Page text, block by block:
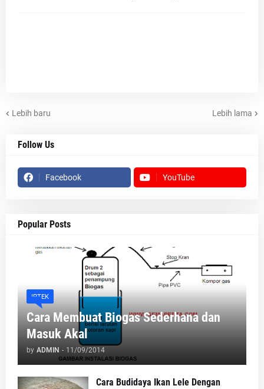
Lebih baru Lebih lama
Follow Us
Facebook YouTube
Popular Posts
IPTEK
Cara Membuat Biogas Sederhana dan
Masuk Akal
by ADMIN - 11/09/2014
Cara Budidaya Ikan Lele Dengan